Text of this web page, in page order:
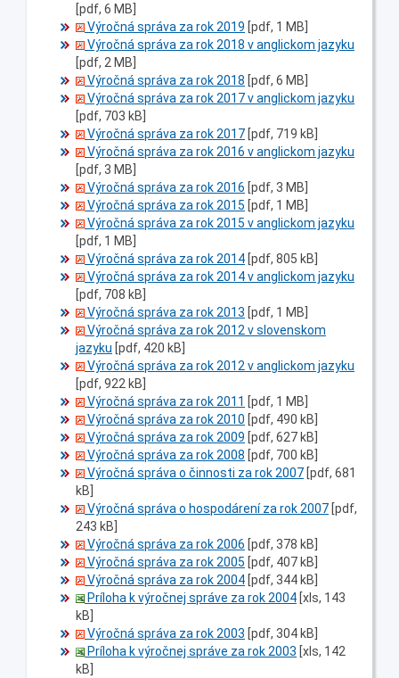
[pdf, 6 MB]
Výročná správa za rok 2019 [pdf, 1 MB]
Výročná správa za rok 2018 v anglickom jazyku
[pdf, 2 MB]
Výročná správa za rok 2018 [pdf, 6 MB]
Výročná správa za rok 2017 v anglickom jazyku
[pdf, 703 kB]
Výročná správa za rok 2017 [pdf, 719 kB]
Výročná správa za rok 2016 v anglickom jazyku
[pdf, 3 MB]
Výročná správa za rok 2016 [pdf, 3 MB]
Výročná správa za rok 2015 [pdf, 1 MB]
Výročná správa za rok 2015 v anglickom jazyku
[pdf, 1 MB]
Výročná správa za rok 2014 [pdf, 805 kB]
Výročná správa za rok 2014 v anglickom jazyku
[pdf, 708 kB]
Výročná správa za rok 2013 [pdf, 1 MB]
Výročná správa za rok 2012 v slovenskom
jazyku [pdf, 420 kB]
Výročná správa za rok 2012 v anglickom jazyku
[pdf, 922 kB]
Výročná správa za rok 2011 [pdf, 1 MB]
Výročná správa za rok 2010 [pdf, 490 kB]
Výročná správa za rok 2009 [pdf, 627 kB]
Výročná správa za rok 2008 [pdf, 700 kB]
Výročná správa o činnosti za rok 2007 [pdf, 681
kB]
Výročná správa o hospodárení za rok 2007 [pdf,
243 kB]
Výročná správa za rok 2006 [pdf, 378 kB]
Výročná správa za rok 2005 [pdf, 407 kB]
Výročná správa za rok 2004 [pdf, 344 kB]
Príloha k výročnej správe za rok 2004 [xls, 143
kB]
Výročná správa za rok 2003 [pdf, 304 kB]
Príloha k výročnej správe za rok 2003 [xls, 142
kB]